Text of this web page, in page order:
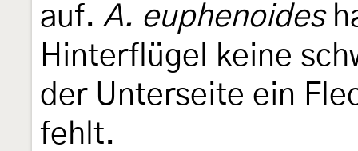
auf. A. euphenoides
Hinterflügel keine
der Unterseite ein
fehlt.